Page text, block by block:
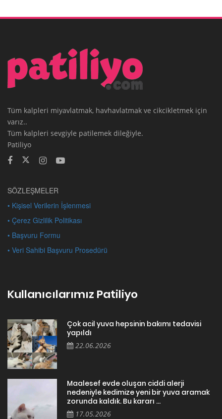
Tüm kalpleri miyavlatmak, havhavlatmak ve cikcikletmek için
varız..
Tüm kalpleri sevgiyle patilemek dileğiyle.
Patiliyo
SÖZLEŞMELER
• Kişisel Verilerin İşlenmesi
• Çerez Gizlilik Politikası
• Başvuru Formu
• Veri Sahibi Başvuru Prosedürü
Kullanıcılarımız Patiliyo
Çok acil yuva hepsinin bakımı tedavisi
yapıldı
22.06.2026
Maalesef evde oluşan ciddi alerji
nedeniyle kedimize yeni bir yuva aramak
zorunda kaldık. Bu kararı ...
17.05.2026